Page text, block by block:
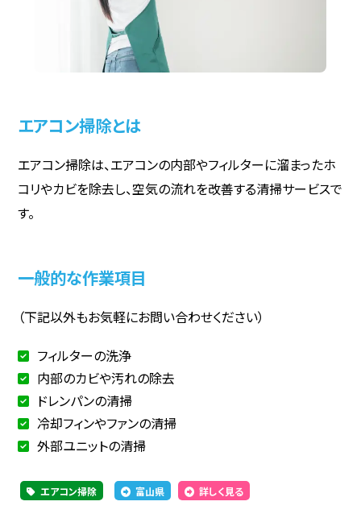
エアコン掃除とは
エアコン掃除は、エアコンの内部やフィルターに溜まったホ
コリやカビを除去し、空気の流れを改善する清掃サービスで
す。
一般的な作業項目
（下記以外もお気軽にお問い合わせください）
フィルターの洗浄
内部のカビや汚れの除去
ドレンパンの清掃
冷却フィンやファンの清掃
外部ユニットの清掃
エアコン掃除 富山県 詳しく見る